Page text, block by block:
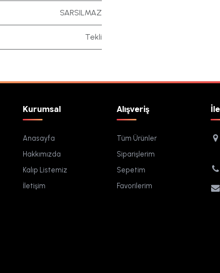
SARSILMAZ
Tekli
Kurumsal
Anasayfa
Hakkımızda
Kalıp Listemiz
İletişim
Alışveriş
Tüm Ürünler
Siparişlerim
Sepetim
Favorilerim